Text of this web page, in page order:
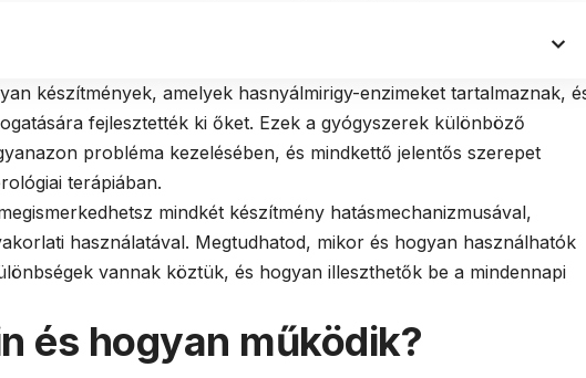
készítmények, amelyek hasnyálmirigy-enzimeket tartalmaznak,
fejlesztették ki őket. Ezek a gyógyszerek különböző
probléma kezelésében, és mindkettő jelentős szerepet
terápiában.
mindkét készítmény hatásmechanizmusával,
használatával. Megtudhatod, mikor és hogyan használhatók
vannak köztük, és hogyan illeszthetők be a mindennapi
és hogyan működik?